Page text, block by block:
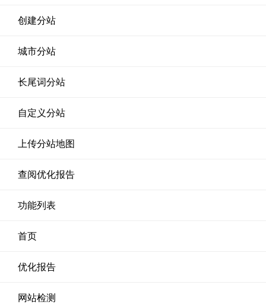
创建分站
城市分站
长尾词分站
自定义分站
上传分站地图
查阅优化报告
功能列表
首页
优化报告
网站检测